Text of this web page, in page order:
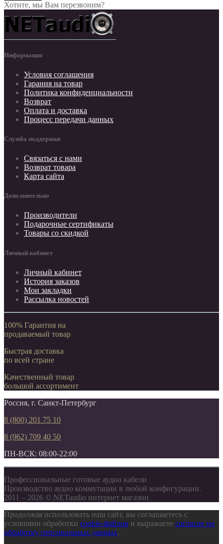
Хотите, мы Вам перезвоним?
Информация
Условия соглашения
Гарания на товар
Политика конфиденциальности
Возврат
Оплата и доставка
Процесс передачи данных
Служба поддержки
Связаться с нами
Возврат товара
Карта сайта
Дополнительно
Производители
Подарочные сертификаты
Товары со скидкой
Личный кабинет
Личный кабинет
История заказов
Мои закладки
Рассылка новостей
100% Гарантия на
продаваемый товар
Быстрая доставка
по всей стране
Качественный товар
большой ассортимент
Россия, г. Санкт-Петербург
8 (800) 201 75 10
8 (962) 709 40 50
ПН-ВСК: 08:00-22:00
Профессиональные готовые аудио кабели
Производство аудио коммутации в любой конфигурации.
2011 – 2026 © NETaudio интернет магазин
Продолжая использовать наш сайт, вы соглашаетесь с
условиями обработки cookie-файлов и выражаете согласие на
обработку персональных данных.